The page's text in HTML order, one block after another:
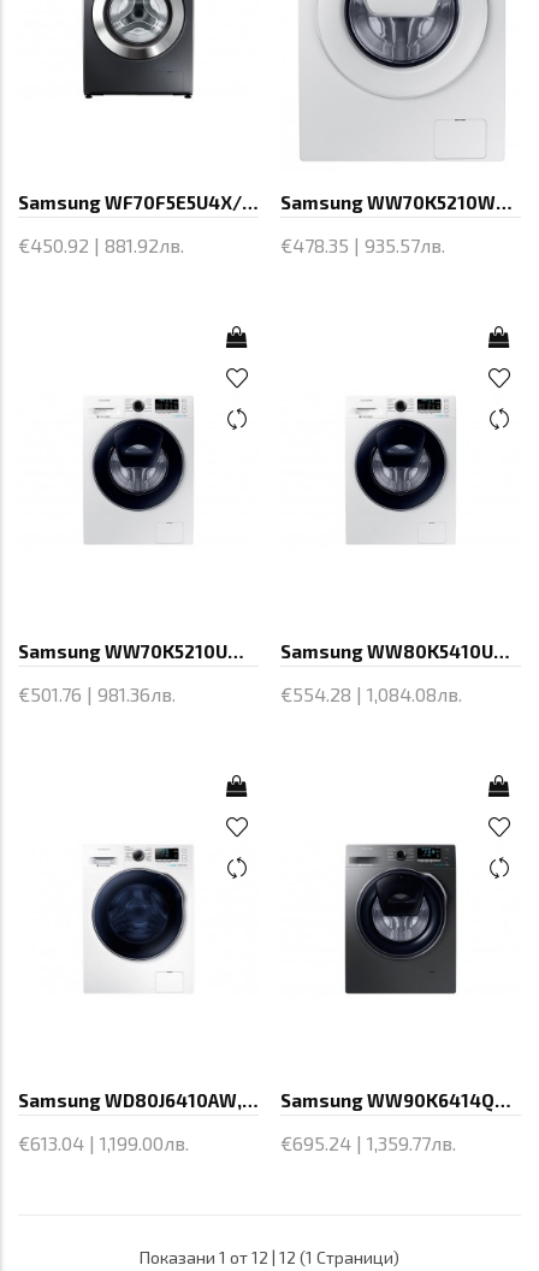
Samsung WF70F5E5U4X/LE, Washing
€450.92 | 881.92лв.
Samsung WW70K5210WW/LE, Washing
€478.35 | 935.57лв.
Samsung WW70K5210UW/LE, Washing
€501.76 | 981.36лв.
Samsung WW80K5410UW/LE,1400 RPM, 8 kg,
€554.28 | 1,084.08лв.
Samsung WD80J6410AW, Washing
€613.04 | 1,199.00лв.
Samsung WW90K6414QX/LE, 1400 RPM, 9 kg,
€695.24 | 1,359.77лв.
Показани 1 от 12 | 12 (1 Страници)